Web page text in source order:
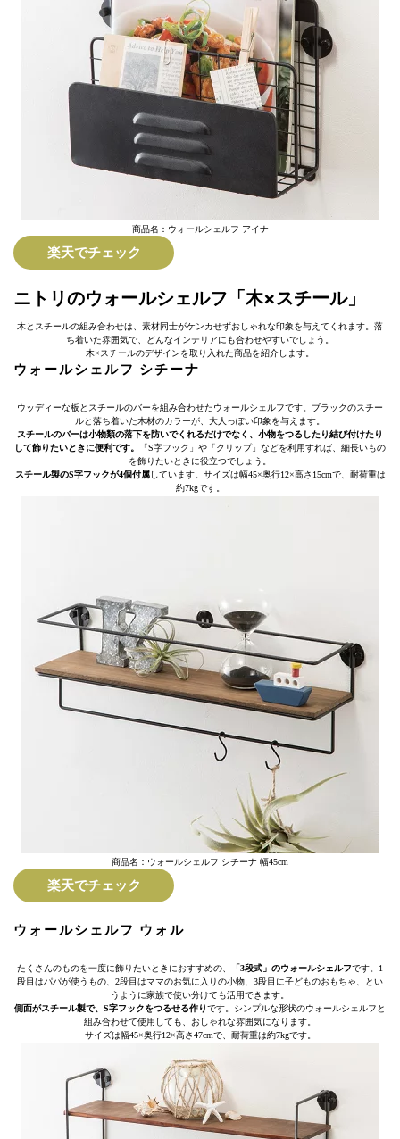
商品名：ウォールシェルフ アイナ
楽天でチェック
ニトリのウォールシェルフ「木×スチール」
木とスチールの組み合わせは、素材同士がケンカせずおしゃれな印象を与えてくれます。落
ち着いた雰囲気で、どんなインテリアにも合わせやすいでしょう。
木×スチールのデザインを取り入れた商品を紹介します。
ウォールシェルフ シチーナ
ウッディーな板とスチールのバーを組み合わせたウォールシェルフです。ブラックのスチー
ルと落ち着いた木材のカラーが、大人っぽい印象を与えます。
スチールのバーは小物類の落下を防いでくれるだけでなく、小物をつるしたり結び付けたり
して飾りたいときに便利です。
「S字フック」や「クリップ」などを利用すれば、細長いもの
を飾りたいときに役立つでしょう。
スチール製のS字フックが4個付属しています。サイズは幅45×奥行12×高さ15cmで、耐荷重は
約7kgです。
商品名：ウォールシェルフ シチーナ 幅45cm
楽天でチェック
ウォールシェルフ ウォル
たくさんのものを一度に飾りたいときにおすすめの、 「3段式」のウォールシェルフです。1
段目はパパが使うもの、2段目はママのお気に入りの小物、3段目に子どものおもちゃ、とい
うように家族で使い分けても活用できます。
側面がスチール製で、S字フックをつるせる作りです。シンプルな形状のウォールシェルフと
組み合わせて使用しても、おしゃれな雰囲気になります。
サイズは幅45×奥行12×高さ47cmで、耐荷重は約7kgです。